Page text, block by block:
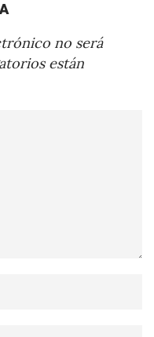
no será
están